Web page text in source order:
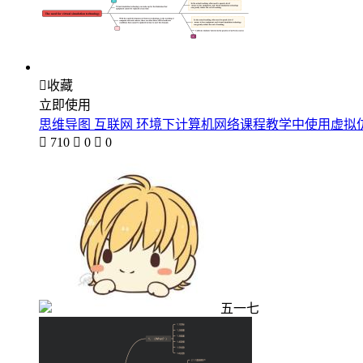
收藏
立即使用
思维导图 互联网 环境下计算机网络课程教学中使用虚拟
 710  0  0
五一七